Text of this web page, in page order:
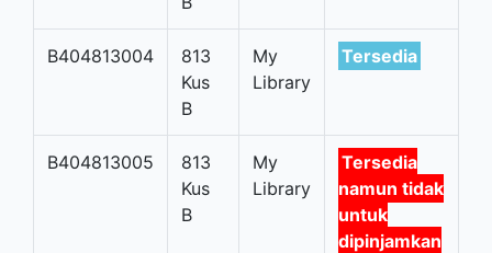
B404813004
813
Kus
B
My
Library
Tersedia
B404813005
813
Kus
B
My
Library
Tersedia
namun tidak
untuk
dipinjamkan